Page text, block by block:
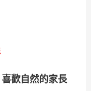
歡自然的家長